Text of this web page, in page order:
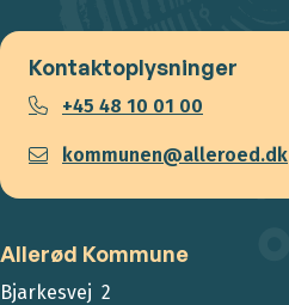
Kontaktoplysninger
+45 48 10 01 00
kommunen@alleroed.dk
Allerød Kommune
Bjarkesvej 2